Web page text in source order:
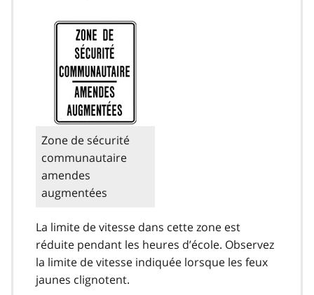
Zone de sécurité
communautaire
amendes
augmentées
La limite de vitesse dans cette zone est
réduite pendant les heures d’école. Observez
la limite de vitesse indiquée lorsque les feux
jaunes clignotent.